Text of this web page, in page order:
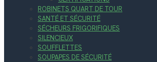
ROBINETS QUART DE TOUR
SANTÉ ET SÉCURITÉ
SÉCHEURS FRIGORIFIQUES
SILENCIEUX
SOUFFLETTES
SOUPAPES DE SÉCURITÉ